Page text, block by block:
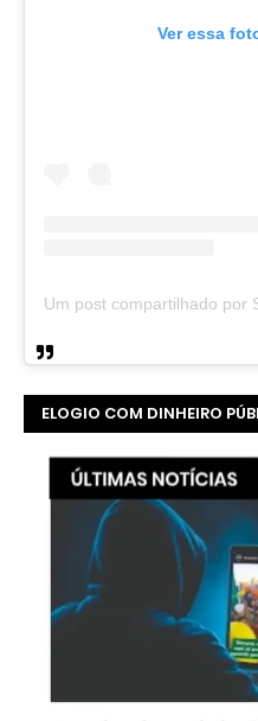
Ver essa
ELOGIO COM DINHEIRO